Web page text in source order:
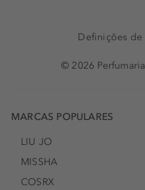
Definições
© 2026
MARCAS POPULARES
LIU JO
MISSHA
COSRX